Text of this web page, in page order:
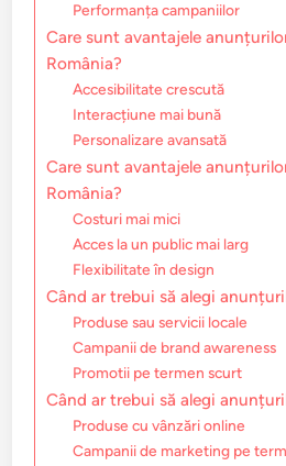
Performanța campaniilor
Care sunt avantajele
România?
Accesibilitate crescută
Interacțiune mai bună
Personalizare avansată
Care sunt avantajele
România?
Costuri mai mici
Acces la un public mai larg
Flexibilitate în design
Când ar trebui să alegi
Produse sau servicii locale
Campanii de brand awareness
Promotii pe termen scurt
Când ar trebui să alegi
Produse cu vânzări online
Campanii de marketing pe